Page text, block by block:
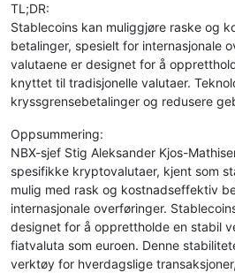
TL;DR:
Stablecoins kan muliggjøre raske og
betalinger, spesielt for internasjonale
valutaene er designet for å
knyttet til tradisjonelle valutaer.
kryssgrensebetalinger og redusere
Oppsummering:
NBX-sjef Stig Aleksander Kjos-
spesifikke kryptovalutaer, kjent som
mulig med rask og kostnadseffektiv
internasjonale overføringer.
designet for å opprettholde en stabil
fiatvaluta som euroen. Denne
verktøy for hverdagslige